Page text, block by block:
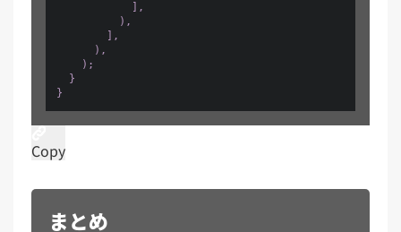
            ],
          ),
        ],
      ),
    );
  }
}
Copy
まとめ